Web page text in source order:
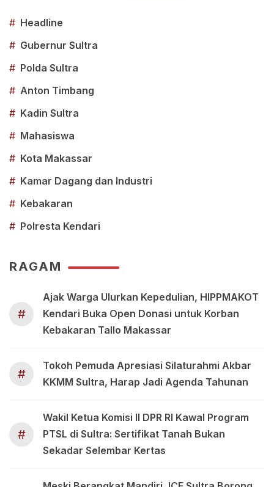
# Headline
# Gubernur Sultra
# Polda Sultra
# Anton Timbang
# Kadin Sultra
# Mahasiswa
# Kota Makassar
# Kamar Dagang dan Industri
# Kebakaran
# Polresta Kendari
RAGAM
#
Ajak Warga Ulurkan Kepedulian, HIPPMAKOT
Kendari Buka Open Donasi untuk Korban
Kebakaran Tallo Makassar
#
Tokoh Pemuda Apresiasi Silaturahmi Akbar
KKMM Sultra, Harap Jadi Agenda Tahunan
#
Wakil Ketua Komisi II DPR RI Kawal Program
PTSL di Sultra: Sertifikat Tanah Bukan
Sekadar Selembar Kertas